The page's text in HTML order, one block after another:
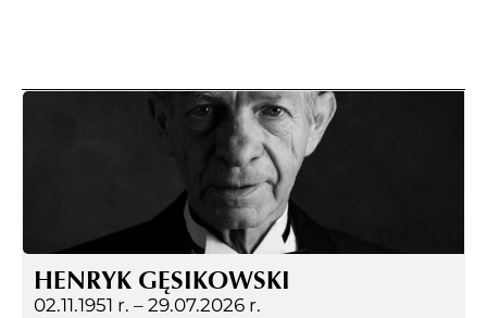
HENRYK GĘSIKOWSKI
02.11.1951 r. – 29.07.2026 r.